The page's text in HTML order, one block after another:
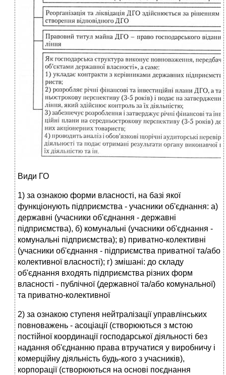
Види ГО
1) за ознакою форми власності, на базі якої
функціонують підприємства - учасники об'єднання: а)
державні (учасники об'єднання - державні
підприємства), б) комунальні (учас­ники об'єднання -
комунальні підприємства); в) приватно-колективні
(учасники об'єднання - підприємства приватної та/або
колективної власності); г) змішані: до складу
об'єднання входять підприємства різних форм
власності - публічної (державної та/або комунальної)
та приватно-колективної
2) за ознакою ступеня нейтралізації управлінських
повноважень - асоціації (створюються з мс­тою
постійної координації господарської діяльності без
надання об'єднанню права втручатися у виробничу і
комерційну діяльність будь-кого з учасників),
корпорації (створюються на основі по­єднання